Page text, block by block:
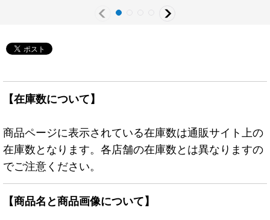
【在庫数について】
商品ページに表示されている在庫数は通販サイト上の
在庫数となります。各店舗の在庫数とは異なりますの
でご注意ください。
【商品名と商品画像について】